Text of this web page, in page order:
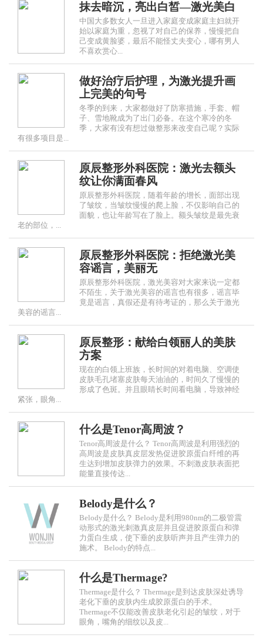
抹去暗沉，亮出白皙—激光美白
中国大多数女人一旦进入家庭变成家庭主妇就开
始以家庭为重，忽视了对自己的保养，慢慢把自
己变成黄脸婆，最后不能怪丈夫变心，哪有男人
不喜欢赏心...
做好治疗后护理，为激光提升画
上完美的句号
冬季的到来，大家都做好了防寒措施，手套、帽
子、雪地靴成为了出门必备。在这个寒冷的冬
季，大家有没有想过做整形来改变自己呢？实际
有很多项目是...
原辰整形外科医院：激光去额头
纹让你满面春风
原辰整形外科医院，随着年龄的增长，面部出现
了皱纹，当皱纹慢慢的爬上脸，不仅影响自己的
面貌，也让年龄写在了脸上。额头皱纹是最先衰
老的部位，...
原辰整形外科医院：拒绝激光美
容谣言，美丽无
原辰整形外科医院，激光美容对大家来说一定都
不陌生，关于激光美容的谣言也有很多，谣言毕
竟是谣言，真假还是有待考证的，那么关于激光
美容的谣言...
原辰整形：献给白领丽人的美肤
方案
现在的白领上班族，长时间的对着电脑、空调使
皮肤毛孔堵塞皮肤每天油油的，时间久了慢慢的
形成了色斑。并且眼睛长时间看电脑，导致神经
紧张，眼角...
什么是Tenor高周波？
Tenor高周波是什么？ Tenor高周波是利用强烈的
高周波是皮肤真皮层发热促进胶原蛋白纤维的再
生达到增加皮肤弹力的效果。不刺激皮肤表面把
能量直接传达...
Belody是什么？
Belody是什么？ Belody是利用980nm的二极管震
动形式的激光刺激真皮层并且促进胶原蛋白和弹
力蛋白生成，使下垂的皮肤听声并且产生弹力的
施术。 Belody的特点...
什么是Thermage?
Thermage是什么？ Thermage是到达皮肤深处诱导
老化下垂的皮肤内生成胶原蛋白的手术。
Thermage不仅能改善皮肤老化引起的皱纹，对于
眼角，嘴角的细纹以及皮...